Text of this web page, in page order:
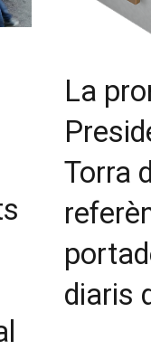
La
Torra
diaris